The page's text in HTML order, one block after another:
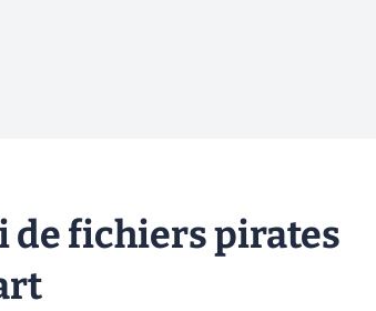
de fichiers pirates